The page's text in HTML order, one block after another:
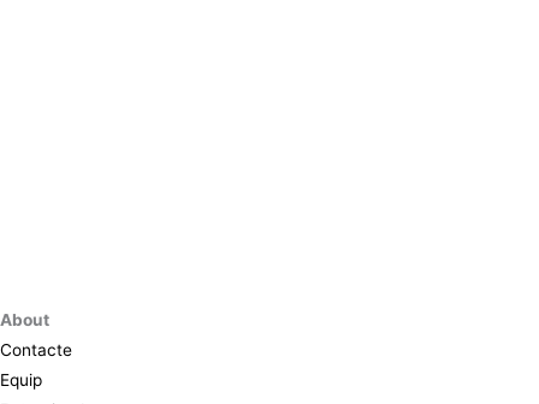
About
Contacte
Equip